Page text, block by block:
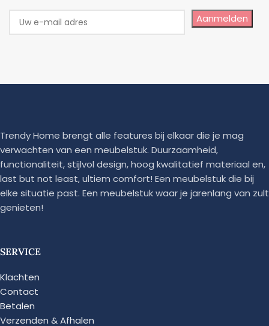
Aanmelden
Trendy Home brengt alle features bij elkaar die je mag
verwachten van een meubelstuk. Duurzaamheid,
functionaliteit, stijlvol design, hoog kwalitatief materiaal en,
last but not least, ultiem comfort! Een meubelstuk die bij
elke situatie past. Een meubelstuk waar je jarenlang van zult
genieten!
SERVICE
Klachten
Contact
Betalen
Verzenden & Afhalen